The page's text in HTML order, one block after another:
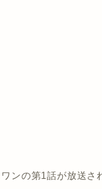
ンの第1話が放送さ